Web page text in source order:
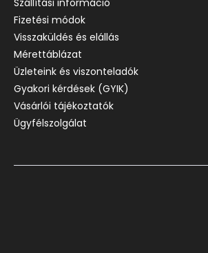
Fizetési módok
Visszaküldés és elállás
Mérettáblázat
Üzleteink és viszonteladók
Gyakori kérdések (GYIK)
Vásárlói tájékoztatók
Ügyfélszolgálat